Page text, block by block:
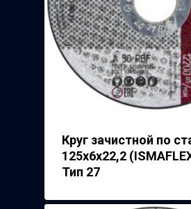
Круг зачистной по
125х6х22,2
Тип 27